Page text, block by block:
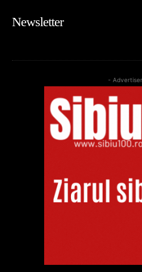
Newsletter
-